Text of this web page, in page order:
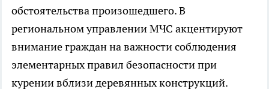
обстоятельства произошедшего. В
региональном управлении МЧС акцентируют
внимание граждан на важности соблюдения
элементарных правил безопасности при
курении вблизи деревянных конструкций.